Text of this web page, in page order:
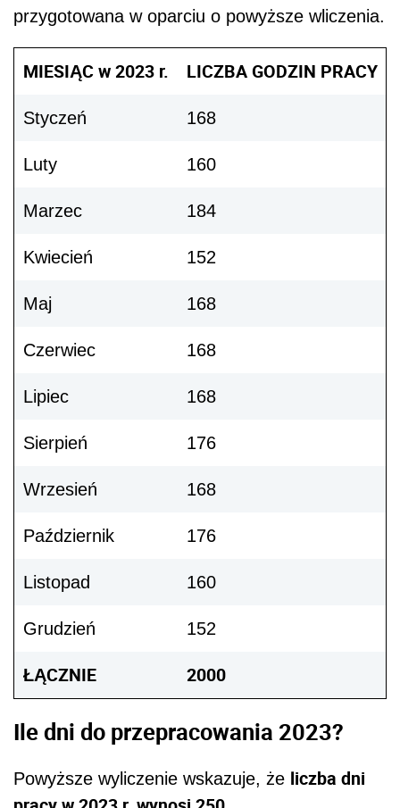
przygotowana w oparciu o powyższe wliczenia.
MIESIĄC w 2023 r. LICZBA GODZIN PRACY
Styczeń 168
Luty 160
Marzec 184
Kwiecień 152
Maj 168
Czerwiec 168
Lipiec 168
Sierpień 176
Wrzesień 168
Październik 176
Listopad 160
Grudzień 152
ŁĄCZNIE 2000
Ile dni do przepracowania 2023?
Powyższe wyliczenie wskazuje, że liczba dni